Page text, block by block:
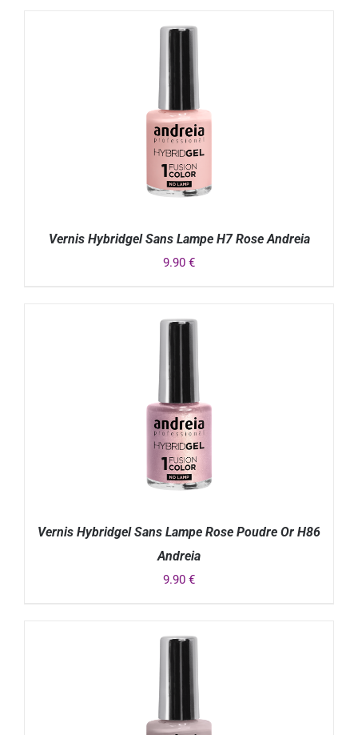
Vernis Hybridgel Sans Lampe H7 Rose Andreia
9.90 €
Vernis Hybridgel Sans Lampe Rose Poudre Or H86
Andreia
9.90 €